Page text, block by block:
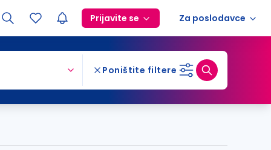
Prijavite se Za poslodavce
Poništite filtere